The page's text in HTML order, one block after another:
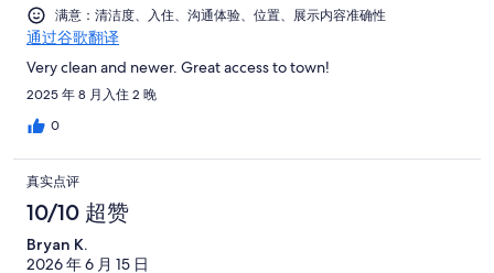
评
评
条
点
评
条
点
评
满意：清洁度、入住、沟通体验、位置、展示内容准确性
通过谷歌翻译
Very clean and newer. Great access to town!
2025 年 8 月入住 2 晚
0
真实点评
10/10 超赞
Bryan K.
2026 年 6 月 15 日